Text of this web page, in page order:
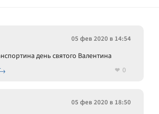
05 фев 2020 в 14:54
день святого Валентина
0
05 фев 2020 в 18:50